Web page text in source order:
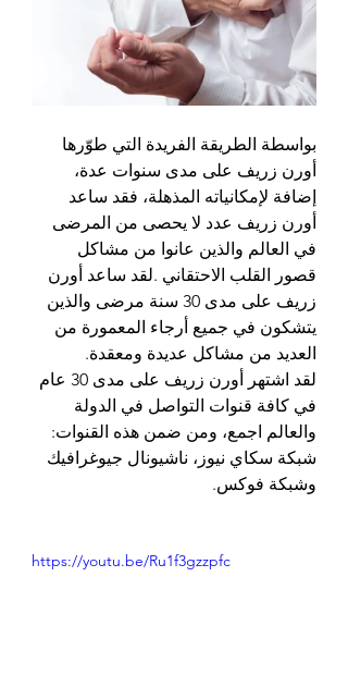
بواسطة الطريقة الفريدة التي طوّرها
أورن زريف على مدى سنوات عدة،
إضافة لإمكانياته المذهلة، فقد ساعد
أورن زريف عدد لا يحصى من المرضى
في العالم والذين عانوا من مشاكل
قصور القلب الاحتقاني .لقد ساعد أورن
زريف على مدى 30 سنة مرضى والذين
يتشكون في جميع أرجاء المعمورة من
العديد من مشاكل عديدة ومعقدة.
لقد اشتهر أورن زريف على مدى 30 عام
في كافة قنوات التواصل في الدولة
والعالم اجمع، ومن ضمن هذه القنوات:
شبكة سكاي نيوز، ناشيونال جيوغرافيك
وشبكة فوكس.
https://youtu.be/Ru1f3gzzpfc